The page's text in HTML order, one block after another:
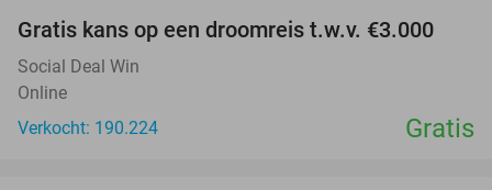
Gratis kans op een droomreis t.w.v. €3.000
Social Deal Win
Online
Verkocht: 190.224
Gratis